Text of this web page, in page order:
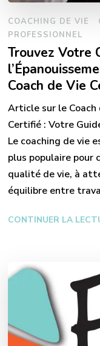
COACHING DE VIE
PROFESSIONNEL
Trouvez Votre
Coach de Vie
Article sur le Coach
Certifié : Votre
Le coaching de vie
plus populaire pour
qualité de vie, à
équilibre entre
CONTINUER LA